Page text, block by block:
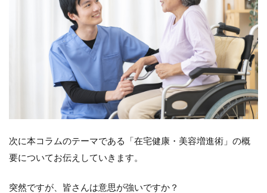
次に本コラムのテーマである「在宅健康・美容増進術」の概
要についてお伝えしていきます。
突然ですが、皆さんは意思が強いですか？